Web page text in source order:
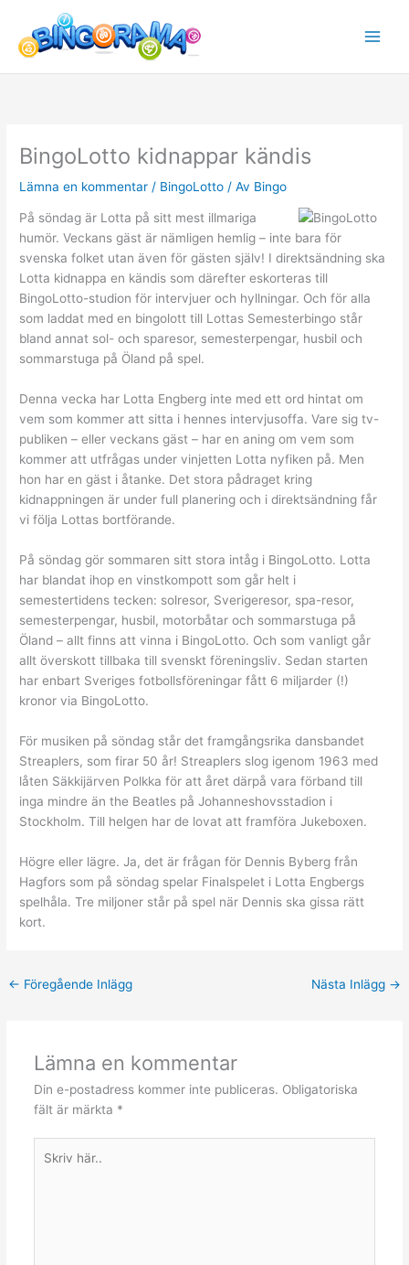
innehåll
BingoLotto kidnappar kändis
Lämna en kommentar / BingoLotto / Av Bingo
På söndag är Lotta på sitt mest illmariga
humör. Veckans gäst är nämligen hemlig – inte bara för
svenska folket utan även för gästen själv! I direktsändning ska
Lotta kidnappa en kändis som därefter eskorteras till
BingoLotto-studion för intervjuer och hyllningar. Och för alla
som laddat med en bingolott till Lottas Semesterbingo står
bland annat sol- och sparesor, semesterpengar, husbil och
sommarstuga på Öland på spel.
Denna vecka har Lotta Engberg inte med ett ord hintat om
vem som kommer att sitta i hennes intervjusoffa. Vare sig tv-
publiken – eller veckans gäst – har en aning om vem som
kommer att utfrågas under vinjetten Lotta nyfiken på. Men
hon har en gäst i åtanke. Det stora pådraget kring
kidnappningen är under full planering och i direktsändning får
vi följa Lottas bortförande.
På söndag gör sommaren sitt stora intåg i BingoLotto. Lotta
har blandat ihop en vinstkompott som går helt i
semestertidens tecken: solresor, Sverigeresor, spa-resor,
semesterpengar, husbil, motorbåtar och sommarstuga på
Öland – allt finns att vinna i BingoLotto. Och som vanligt går
allt överskott tillbaka till svenskt föreningsliv. Sedan starten
har enbart Sveriges fotbollsföreningar fått 6 miljarder (!)
kronor via BingoLotto.
För musiken på söndag står det framgångsrika dansbandet
Streaplers, som firar 50 år! Streaplers slog igenom 1963 med
låten Säkkijärven Polkka för att året därpå vara förband till
inga mindre än the Beatles på Johanneshovsstadion i
Stockholm. Till helgen har de lovat att framföra Jukeboxen.
Högre eller lägre. Ja, det är frågan för Dennis Byberg från
Hagfors som på söndag spelar Finalspelet i Lotta Engbergs
spelhåla. Tre miljoner står på spel när Dennis ska gissa rätt
kort.
← Föregående Inlägg Nästa Inlägg →
Lämna en kommentar
Din e-postadress kommer inte publiceras. Obligatoriska
fält är märkta *
här..